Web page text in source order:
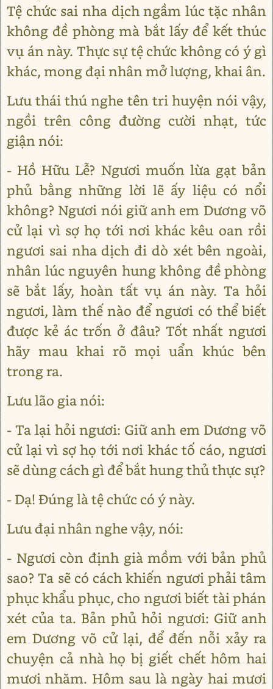
Tệ chức sai nha dịch ngầm lúc tặc nhân
không đề phòng mà bắt lấy để kết thúc
vụ án này. Thực sự tệ chức không có ý gì
khác, mong đại nhân mở lượng, khai ân.
Lưu thái thú nghe tên tri huyện nói vậy,
ngồi trên công đường cười nhạt, tức
giận nói:
- Hồ Hữu Lễ? Ngươi muốn lừa gạt bản
phủ bằng những lời lẽ ấy liệu có nổi
không? Ngươi nói giữ anh em Dương võ
cử lại vì sợ họ tới nơi khác kêu oan rồi
ngươi sai nha dịch đi dò xét bên ngoài,
nhân lúc nguyên hung không đề phòng
sẽ bắt lấy, hoàn tất vụ án này. Ta hỏi
ngươi, làm thế nào để ngươi có thể biết
được kẻ ác trốn ở đâu? Tốt nhất ngươi
hãy mau khai rõ mọi uẩn khúc bên
trong ra.
Lưu lão gia nói:
- Ta lại hỏi ngươi: Giữ anh em Dương võ
cử lại vì sợ họ tới nơi khác tố cáo, ngươi
sẽ dùng cách gì để bắt hung thủ thực sự?
- Dạ! Đúng là tệ chức có ý này.
Lưu đại nhân nghe vậy, nói:
- Ngươi còn định già mồm với bản phủ
sao? Ta sẽ có cách khiến ngươi phải tâm
phục khẩu phục, cho ngươi biết tài phán
xét của ta. Bản phủ hỏi ngươi: Giữ anh
em Dương võ cử lại, để đến nỗi xảy ra
chuyện cả nhà họ bị giết chết hôm hai
mươi nhăm. Hôm sau là ngày hai mươi